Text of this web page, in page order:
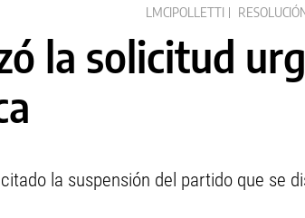
LMCIPOLLETTI
la solicitud
la suspensión del partido que se